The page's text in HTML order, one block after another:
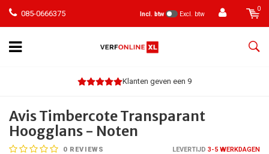
085-0666375 Incl. btw Excl. btw
0
Klanten geven een 9
Avis Timbercote Transparant
Hoogglans - Noten
0 REVIEWS LEVERTIJD 3-5 WERKDAGEN